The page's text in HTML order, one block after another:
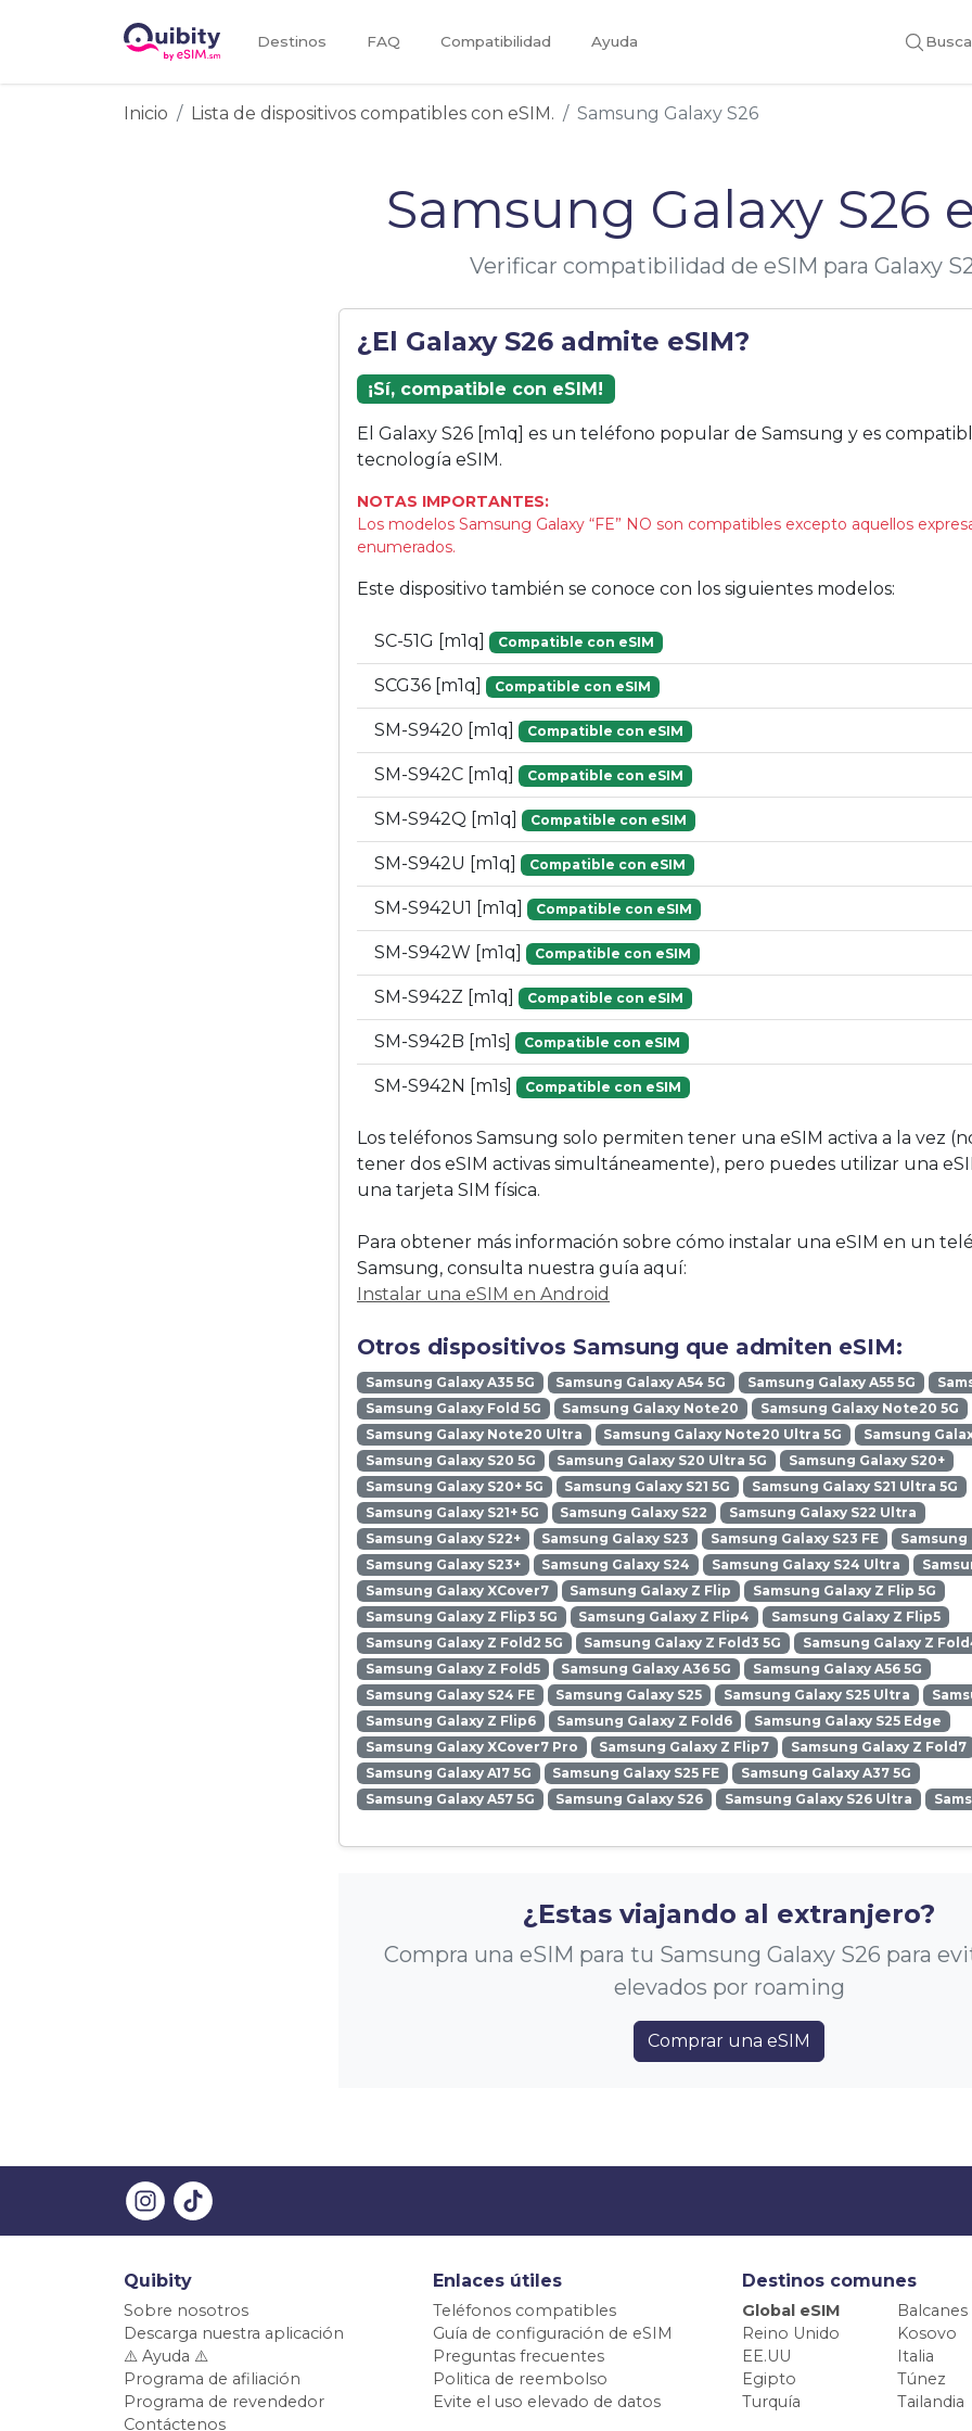
Destinos FAQ Compatibilidad Ayuda
Inicio Lista de dispositivos compatibles con eSIM. Samsung Galaxy S26
Samsung Galaxy S26
Verificar compatibilidad de eSIM para Galaxy
¿El Galaxy S26 admite eSIM?
¡Sí, compatible con eSIM!
El Galaxy S26 [m1q] es un teléfono popular de Samsung y es
tecnología eSIM.
NOTAS IMPORTANTES:
Los modelos Samsung Galaxy “FE” NO son compatibles excepto aquellos
enumerados.
Este dispositivo también se conoce con los siguientes modelos:
SC-51G [m1q] Compatible con eSIM
SCG36 [m1q] Compatible con eSIM
SM-S9420 [m1q] Compatible con eSIM
SM-S942C [m1q] Compatible con eSIM
SM-S942Q [m1q] Compatible con eSIM
SM-S942U [m1q] Compatible con eSIM
SM-S942U1 [m1q] Compatible con eSIM
SM-S942W [m1q] Compatible con eSIM
SM-S942Z [m1q] Compatible con eSIM
SM-S942B [m1s] Compatible con eSIM
SM-S942N [m1s] Compatible con eSIM
Los teléfonos Samsung solo permiten tener una eSIM activa a la vez
tener dos eSIM activas simultáneamente), pero puedes utilizar una
una tarjeta SIM física.
Para obtener más información sobre cómo instalar una eSIM en un
Samsung, consulta nuestra guía aquí:
Instalar una eSIM en Android
Otros dispositivos Samsung que admiten eSIM:
Samsung Galaxy A35 5G Samsung Galaxy A54 5G Samsung Galaxy A55 5G
Samsung Galaxy Fold 5G
Samsung Galaxy Note20
Samsung Galaxy Note20 5G
Samsung Galaxy Note20 Ultra
Samsung Galaxy Note20 Ultra 5G
Samsung
Samsung Galaxy S20 5G
Samsung Galaxy S20 Ultra 5G
Samsung Galaxy S20+
Samsung Galaxy S20+ 5G
Samsung Galaxy S21 5G
Samsung Galaxy S21 Ultra 5G
Samsung Galaxy S21+ 5G
Samsung Galaxy S22
Samsung Galaxy S22 Ultra
Samsung Galaxy S22+
Samsung Galaxy S23 Samsung Galaxy S23 FE
Samsung
Samsung Galaxy S23+
Samsung Galaxy S24 Samsung Galaxy S24 Ultra
Samsung Galaxy XCover7
Samsung Galaxy Z Flip
Samsung Galaxy Z Flip 5G
Samsung Galaxy Z Flip3 5G
Samsung Galaxy Z Flip4
Samsung Galaxy Z Flip5
Samsung Galaxy Z Fold2 5G
Samsung Galaxy Z Fold3 5G
Samsung Galaxy Z
Samsung Galaxy Z Fold5
Samsung Galaxy A36 5G
Samsung Galaxy A56 5G
Samsung Galaxy S24 FE
Samsung Galaxy S25 Samsung Galaxy S25 Ultra
Samsung Galaxy Z Flip6
Samsung Galaxy Z Fold6
Samsung Galaxy S25 Edge
Samsung Galaxy XCover7 Pro
Samsung Galaxy Z Flip7
Samsung Galaxy Z Fold7
Samsung Galaxy A17 5G
Samsung Galaxy S25 FE
Samsung Galaxy A37 5G
Samsung Galaxy A57 5G
Samsung Galaxy S26 Samsung Galaxy S26 Ultra
¿Estas viajando al extranjero?
Compra una eSIM para tu Samsung Galaxy S26 para
elevados por roaming
Comprar una eSIM
Quibity
Sobre nosotros
Descarga nuestra aplicación
⚠️ Ayuda ⚠️
Programa de afiliación
Programa de revendedor
Contáctenos
Enlaces útiles
Teléfonos compatibles
Guía de configuración de eSIM
Preguntas frecuentes
Politica de reembolso
Evite el uso elevado de datos
Destinos comunes
Global eSIM
Balcanes
Reino Unido
Kosovo
EE.UU
Italia
Egipto
Túnez
Turquía
Tailandia